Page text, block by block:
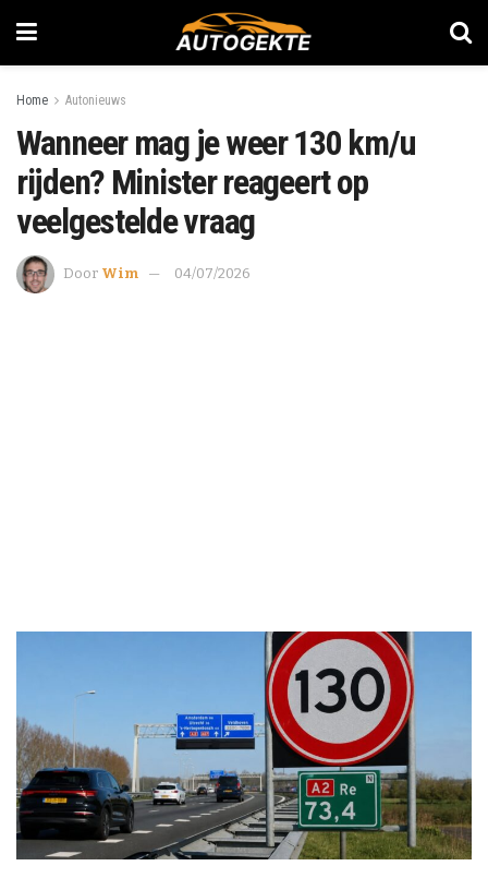
Home Autonieuws
Wanneer mag je weer 130 km/u
rijden? Minister reageert op
veelgestelde vraag
Door Wim 04/07/2026